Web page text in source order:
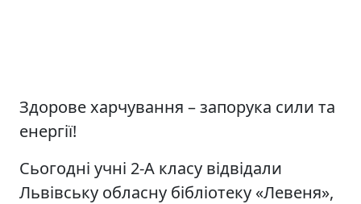
Здорове харчування – запорука сили та
енергії!
Сьогодні учні 2-А класу відвідали
Львівську обласну бібліотеку «Левеня»,